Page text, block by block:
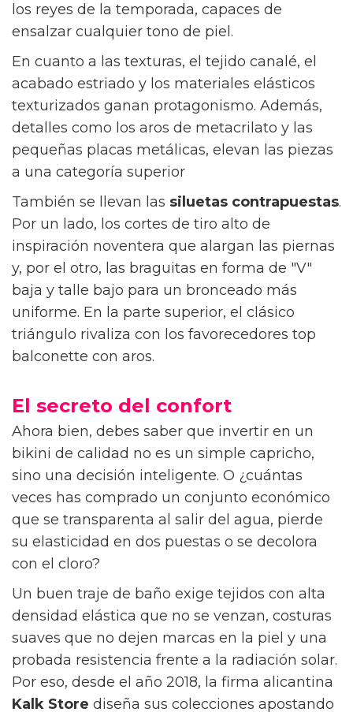
los reyes de la temporada, capaces de
ensalzar cualquier tono de piel.
En cuanto a las texturas, el tejido canalé, el
acabado estriado y los materiales elásticos
texturizados ganan protagonismo. Además,
detalles como los aros de metacrilato y las
pequeñas placas metálicas, elevan las piezas
a una categoría superior
También se llevan las siluetas contrapuestas.
Por un lado, los cortes de tiro alto de
inspiración noventera que alargan las piernas
y, por el otro, las braguitas en forma de "V"
baja y talle bajo para un bronceado más
uniforme. En la parte superior, el clásico
triángulo rivaliza con los favorecedores top
balconette con aros.
El secreto del confort
Ahora bien, debes saber que invertir en un
bikini de calidad no es un simple capricho,
sino una decisión inteligente. O ¿cuántas
veces has comprado un conjunto económico
que se transparenta al salir del agua, pierde
su elasticidad en dos puestas o se decolora
con el cloro?
Un buen traje de baño exige tejidos con alta
densidad elástica que no se venzan, costuras
suaves que no dejen marcas en la piel y una
probada resistencia frente a la radiación solar.
Por eso, desde el año 2018, la firma alicantina
Kalk Store diseña sus colecciones apostando